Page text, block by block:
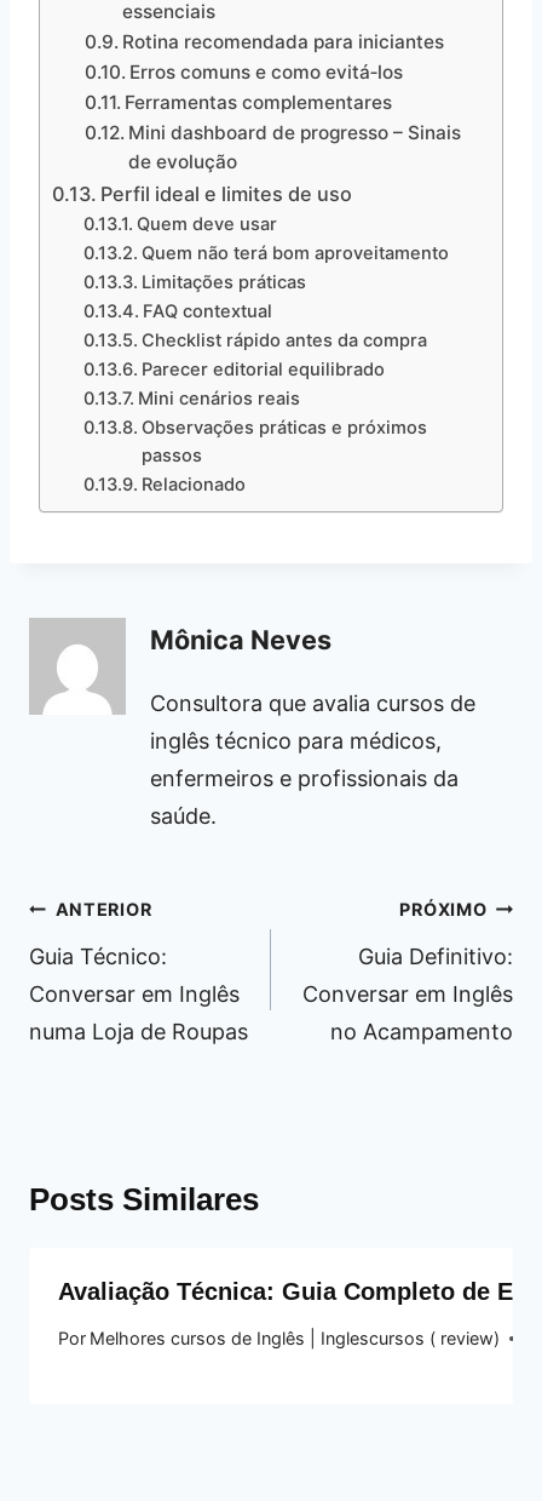
essenciais
Rotina recomendada para iniciantes
Erros comuns e como evitá‑los
Ferramentas complementares
Mini dashboard de progresso – Sinais
de evolução
Perfil ideal e limites de uso
Quem deve usar
Quem não terá bom aproveitamento
Limitações práticas
FAQ contextual
Checklist rápido antes da compra
Parecer editorial equilibrado
Mini cenários reais
Observações práticas e próximos
passos
Relacionado
Mônica Neves
Consultora que avalia cursos de
inglês técnico para médicos,
enfermeiros e profissionais da
saúde.
Navegação
de
Post
ANTERIOR
Guia Técnico:
Conversar em Inglês
numa Loja de Roupas
PRÓXIMO
Guia Definitivo:
Conversar em Inglês
no Acampamento
Posts Similares
Avaliação Técnica: Guia Completo de
Por Melhores cursos de Inglês | Inglescursos ( review)